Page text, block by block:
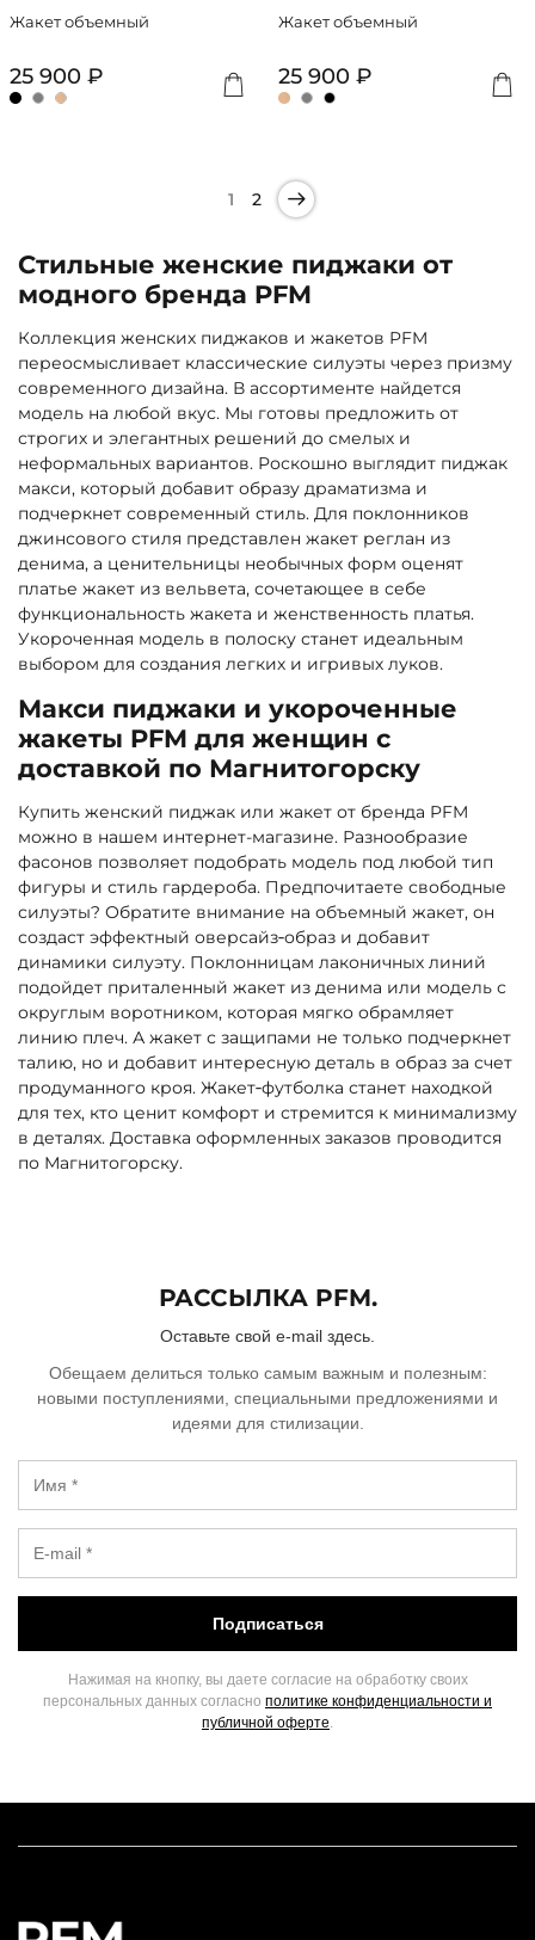
Жакет объемный
25 900 ₽
Жакет объемный
25 900 ₽
1 2
Стильные женские пиджаки от
модного бренда PFM
Коллекция женских пиджаков и жакетов PFM
переосмысливает классические силуэты через призму
современного дизайна. В ассортименте найдется
модель на любой вкус. Мы готовы предложить от
строгих и элегантных решений до смелых и
неформальных вариантов. Роскошно выглядит пиджак
макси, который добавит образу драматизма и
подчеркнет современный стиль. Для поклонников
джинсового стиля представлен жакет реглан из
денима, а ценительницы необычных форм оценят
платье жакет из вельвета, сочетающее в себе
функциональность жакета и женственность платья.
Укороченная модель в полоску станет идеальным
выбором для создания легких и игривых луков.
Макси пиджаки и укороченные
жакеты PFM для женщин с
доставкой по Магнитогорску
Купить женский пиджак или жакет от бренда PFM
можно в нашем интернет-магазине. Разнообразие
фасонов позволяет подобрать модель под любой тип
фигуры и стиль гардероба. Предпочитаете свободные
силуэты? Обратите внимание на объемный жакет, он
создаст эффектный оверсайз‑образ и добавит
динамики силуэту. Поклонницам лаконичных линий
подойдет приталенный жакет из денима или модель с
округлым воротником, которая мягко обрамляет
линию плеч. А жакет с защипами не только подчеркнет
талию, но и добавит интересную деталь в образ за счет
продуманного кроя. Жакет‑футболка станет находкой
для тех, кто ценит комфорт и стремится к минимализму
в деталях. Доставка оформленных заказов проводится
по Магнитогорску.
РАССЫЛКА PFM.
Оставьте свой e-mail здесь.
Обещаем делиться только самым важным и полезным:
новыми поступлениями, специальными предложениями и
идеями для стилизации.
Подписаться
Нажимая на кнопку, вы даете согласие на обработку своих
персональных данных согласно политике конфиденциальности и
публичной оферте.